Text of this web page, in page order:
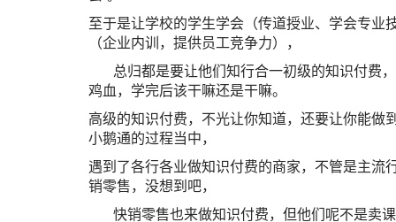
至于是让学校的学生学会（传道授业、学会专
（企业内训，提供员工竞争力），
总归都是要让他们知行合一初级的知识付费
鸡血，学完后该干嘛还是干嘛。
高级的知识付费，不光让你知道，还要让你能做
小鹅通的过程当中，
遇到了各行各业做知识付费的商家，不管是主流
销零售，没想到吧，
快销零售也来做知识付费，但他们呢不是卖